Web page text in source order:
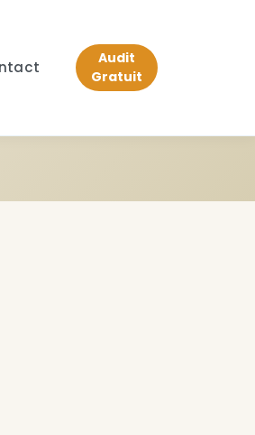
Audit
Gratuit